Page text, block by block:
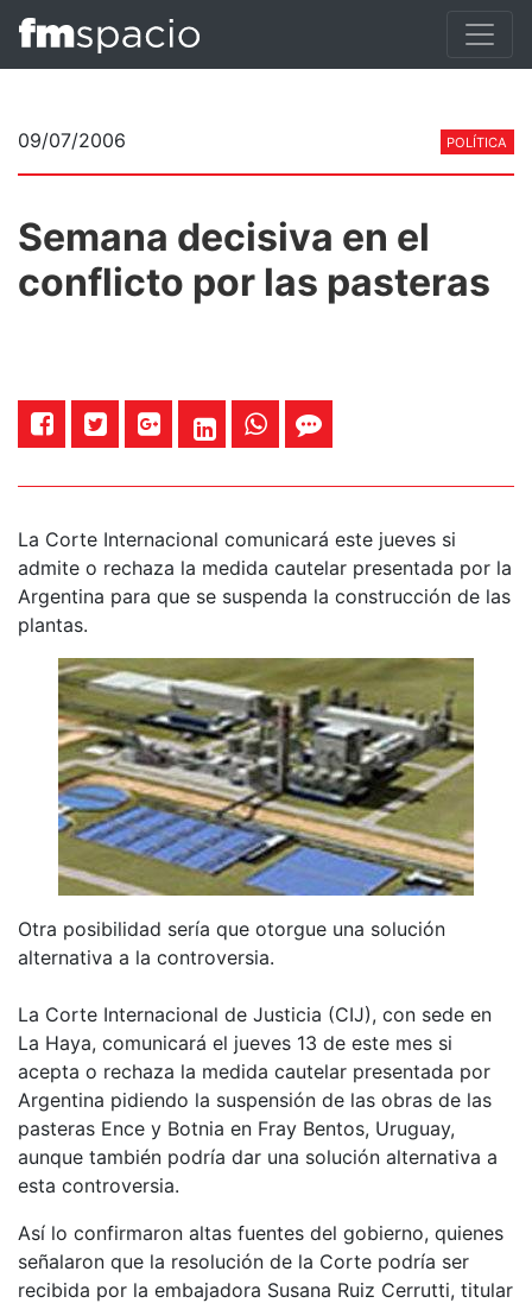
09/07/2006 POLÍTICA
Semana decisiva en el
conflicto por las pasteras
La Corte Internacional comunicará este jueves si
admite o rechaza la medida cautelar presentada por la
Argentina para que se suspenda la construcción de las
plantas.
Otra posibilidad sería que otorgue una solución
alternativa a la controversia.
La Corte Internacional de Justicia (CIJ), con sede en
La Haya, comunicará el jueves 13 de este mes si
acepta o rechaza la medida cautelar presentada por
Argentina pidiendo la suspensión de las obras de las
pasteras Ence y Botnia en Fray Bentos, Uruguay,
aunque también podría dar una solución alternativa a
esta controversia.
Así lo confirmaron altas fuentes del gobierno, quienes
señalaron que la resolución de la Corte podría ser
recibida por la embajadora Susana Ruiz Cerrutti, titular